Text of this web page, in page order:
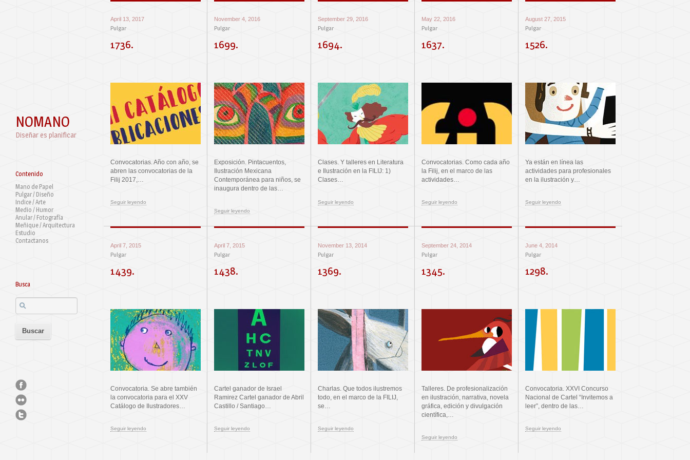
NOMANO
Diseñar es planificar
Contenido
Mano de Papel
Pulgar / Diseño
Indice / Arte
Medio / Humor
Anular / Fotografía
Meñique / Arquitectura
Estudio
Contactanos
Busca
April 13, 2017
Pulgar
1736.
Convocatorias. Año con año, se
abren las convocatorias de la
Filij 2017,…
Seguir leyendo
November 4, 2016
Pulgar
1699.
Exposición. Pintacuentos,
Ilustración Mexicana
Contemporánea para niños, se
inaugura dentro de las…
Seguir leyendo
September 29, 2016
Pulgar
1694.
Clases. Y talleres en Literatura
e Ilustración en la FILIJ: 1)
Clases…
Seguir leyendo
May 22, 2016
Pulgar
1637.
Convocatorias. Como cada año
la Filij, en el marco de las
actividades…
Seguir leyendo
August 27, 2015
Pulgar
1526.
Ya están en línea las
actividades para profesionales
en la ilustración y…
Seguir leyendo
April 7, 2015
Pulgar
1439.
Convocatoria. Se abre también
la convocatoria para el XXV
Catálogo de Ilustradores…
Seguir leyendo
April 7, 2015
Pulgar
1438.
Cartel ganador de Israel
Ramirez Cartel ganador de Abril
Castillo / Santiago…
Seguir leyendo
November 13, 2014
Pulgar
1369.
Charlas. Que todos ilustremos
todo, en el marco de la FILIJ,
se…
Seguir leyendo
September 24, 2014
Pulgar
1345.
Talleres. De profesionalización
en ilustración, narrativa, novela
gráfica, edición y divulgación
científica,…
Seguir leyendo
June 4, 2014
Pulgar
1298.
Convocatoria. XXVI Concurso
Nacional de Cartel “Invitemos a
leer”, dentro de las…
Seguir leyendo